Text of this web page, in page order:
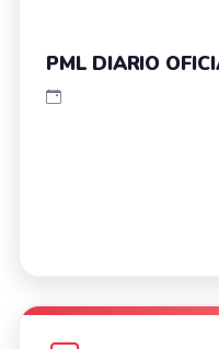
PML DIARIO